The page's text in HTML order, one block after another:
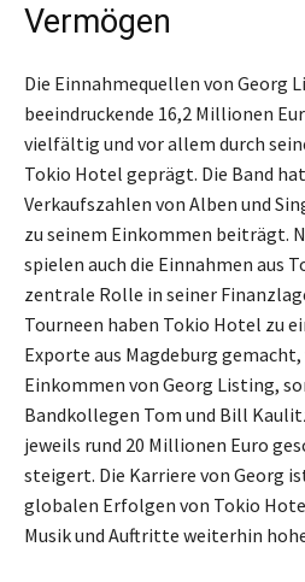
Vermögen
Die Einnahmequellen von Georg
beeindruckende 16,2 Millionen
vielfältig und vor allem durch
Tokio Hotel geprägt. Die Band
Verkaufszahlen von Alben und
zu seinem Einkommen beiträgt.
spielen auch die Einnahmen aus
zentrale Rolle in seiner
Tourneen haben Tokio Hotel zu
Exporte aus Magdeburg
Einkommen von Georg Listing,
Bandkollegen Tom und Bill
jeweils rund 20 Millionen Euro
steigert. Die Karriere von Georg
globalen Erfolgen von Tokio
Musik und Auftritte weiterhin